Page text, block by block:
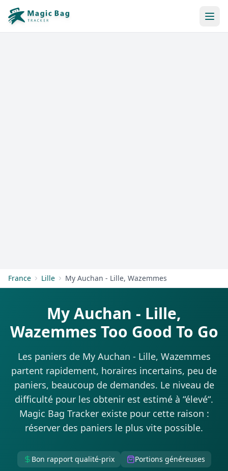
France Lille My Auchan - Lille, Wazemmes
My Auchan - Lille,
Wazemmes Too Good To Go
Les paniers de My Auchan - Lille, Wazemmes
partent rapidement, horaires incertains, peu de
paniers, beaucoup de demandes. Le niveau de
difficulté pour les obtenir est estimé à “élevé“.
Magic Bag Tracker existe pour cette raison :
réserver des paniers le plus vite possible.
Bon rapport qualité-prix Portions généreuses